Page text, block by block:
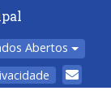
Abertos